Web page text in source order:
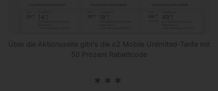
Über die Aktionsseite gibt's die o2 Mobile Unlimited-Tarife mit
50 Prozent Rabattcode